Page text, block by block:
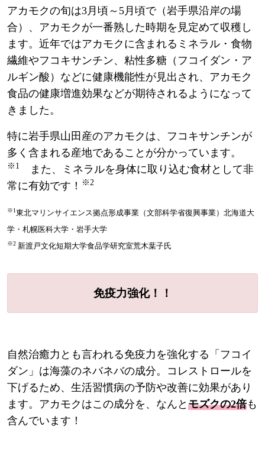
アカモクの旬は3月頃～5月頃で（岩手県沿岸の場
合）、アカモクが一番熟した時期を見定めて収穫し
ます。近年ではアカモクに含まれるミネラル・食物
繊維やフコキサンチン、粘性多糖（フコイダン・ア
ルギン酸）などに健康機能性が見出され、アカモク
食品の健康増進効果などが期待されるようになって
きました。
特に岩手県山田産のアカモクは、フコキサンチンが
多く含まれる産地であることが分かっています。
※1
また、ミネラルを身体に取り込む食材として非
常に有効です！
※2
※1東北マリンサイエンス拠点形成事業（文部科学省復興事業）北海道大
学・札幌医科大学・岩手大学
※2 新渡戸文化短期大学食品学研究室荒木葉子氏
免疫力強化！！
自然治癒力とも言われる免疫力を強化する「フコイ
ダン」は海藻のネバネバの成分。コレストロールを
下げるため、生活習慣病の予防や改善に効果があり
ます。アカモクはこの成分を、なんと モズクの2倍も
含んでいます！